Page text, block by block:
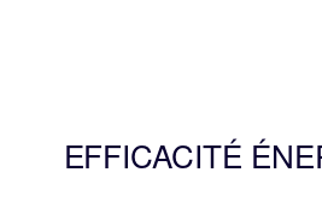
EFFICACITÉ